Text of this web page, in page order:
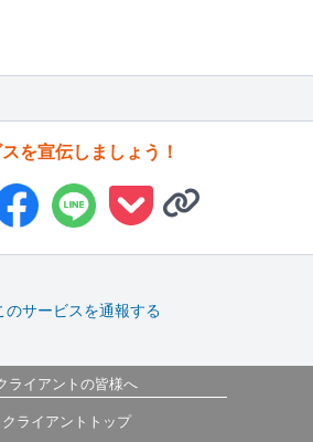
を宣伝しましょう！
のサービスを通報する
ライアントの皆様へ
クライアントトップ